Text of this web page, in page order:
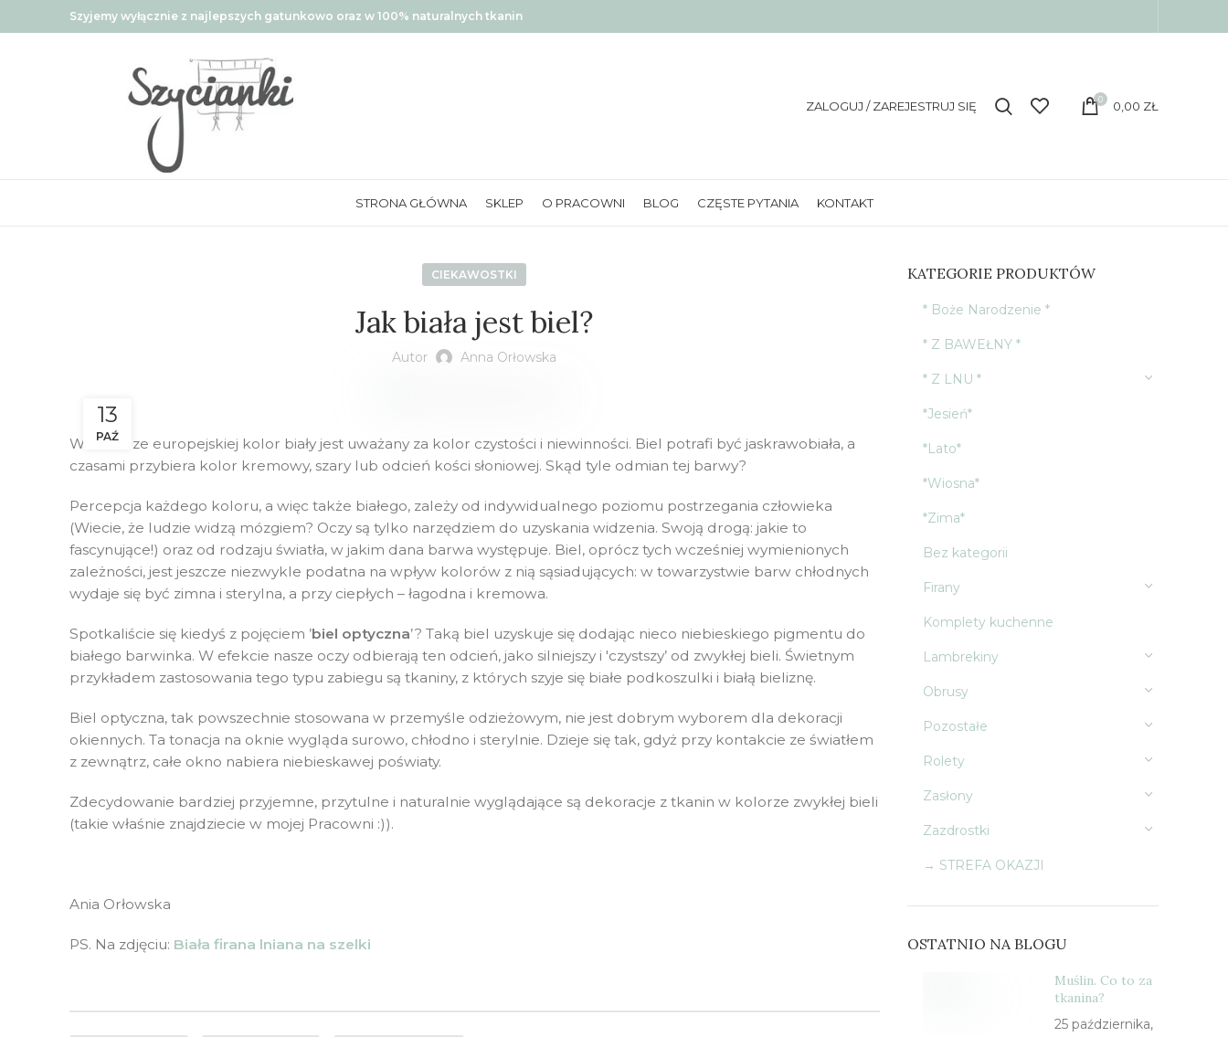
Szyjemy wyłącznie z najlepszych gatunkowo oraz w 100% naturalnych tkanin
ZALOGUJ / ZAREJESTRUJ SIĘ 0 0,00 ZŁ
STRONA GŁÓWNA SKLEP O PRACOWNI BLOG CZĘSTE PYTANIA KONTAKT
CIEKAWOSTKI
Jak biała jest biel?
Autor Anna Orłowska
13
PAŹ
W kulturze europejskiej kolor biały jest uważany za kolor czystości i niewinności. Biel potrafi być jaskrawobiała, a
czasami przybiera kolor kremowy, szary lub odcień kości słoniowej. Skąd tyle odmian tej barwy?
Percepcja każdego koloru, a więc także białego, zależy od indywidualnego poziomu postrzegania człowieka
(Wiecie, że ludzie widzą mózgiem? Oczy są tylko narzędziem do uzyskania widzenia. Swoją drogą: jakie to
fascynujące!) oraz od rodzaju światła, w jakim dana barwa występuje. Biel, oprócz tych wcześniej wymienionych
zależności, jest jeszcze niezwykle podatna na wpływ kolorów z nią sąsiadujących: w towarzystwie barw chłodnych
wydaje się być zimna i sterylna, a przy ciepłych – łagodna i kremowa.
Spotkaliście się kiedyś z pojęciem ’biel optyczna’? Taką biel uzyskuje się dodając nieco niebieskiego pigmentu do
białego barwinka. W efekcie nasze oczy odbierają ten odcień, jako silniejszy i 'czystszy’ od zwykłej bieli. Świetnym
przykładem zastosowania tego typu zabiegu są tkaniny, z których szyje się białe podkoszulki i białą bieliznę.
Biel optyczna, tak powszechnie stosowana w przemyśle odzieżowym, nie jest dobrym wyborem dla dekoracji
okiennych. Ta tonacja na oknie wygląda surowo, chłodno i sterylnie. Dzieje się tak, gdyż przy kontakcie ze światłem
z zewnątrz, całe okno nabiera niebieskawej poświaty.
Zdecydowanie bardziej przyjemne, przytulne i naturalnie wyglądające są dekoracje z tkanin w kolorze zwykłej bieli
(takie właśnie znajdziecie w mojej Pracowni :)).
Ania Orłowska
PS. Na zdjęciu: Biała firana lniana na szelki
KATEGORIE PRODUKTÓW
* Boże Narodzenie *
* Z BAWEŁNY *
* Z LNU *
*Jesień*
*Lato*
*Wiosna*
*Zima*
Bez kategorii
Firany
Komplety kuchenne
Lambrekiny
Obrusy
Pozostałe
Rolety
Zasłony
Zazdrostki
→ STREFA OKAZJI
OSTATNIO NA BLOGU
Muślin. Co to za
tkanina?
25 października,